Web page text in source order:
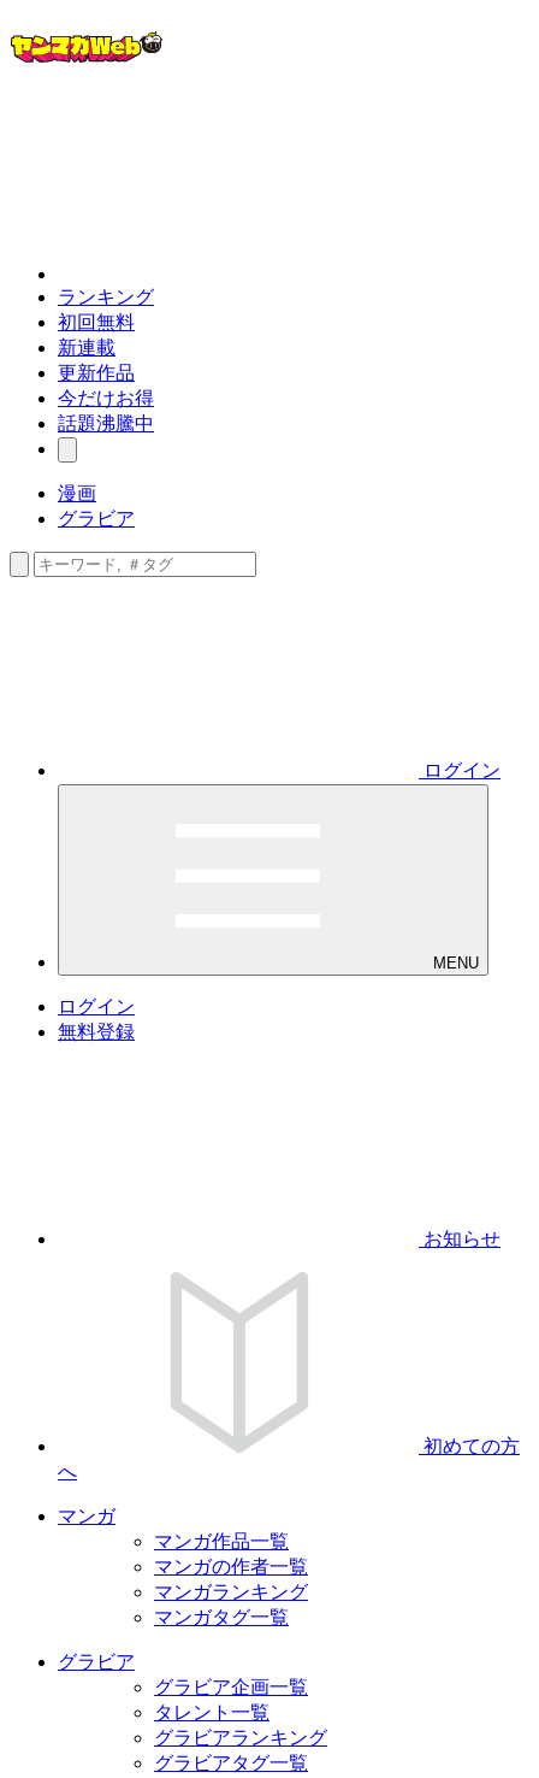
ランキング
初回無料
新連載
更新作品
今だけお得
話題沸騰中
漫画
グラビア
ログイン
MENU
ログイン
無料登録
お知らせ
初めての方
へ
マンガ
マンガ作品一覧
マンガの作者一覧
マンガランキング
マンガタグ一覧
グラビア
グラビア企画一覧
タレント一覧
グラビアランキング
グラビアタグ一覧